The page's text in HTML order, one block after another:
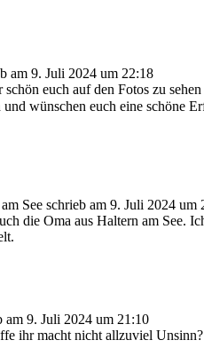
am 9. Juli 2024 um 22:18
euch auf den Fotos zu
wünschen euch eine schöne
See schrieb am 9. Juli 2024 um
die Oma aus Haltern am See.
am 9. Juli 2024 um 21:10
ihr macht nicht allzuviel